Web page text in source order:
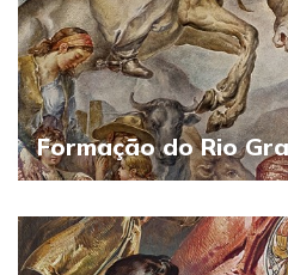
Formação do Rio